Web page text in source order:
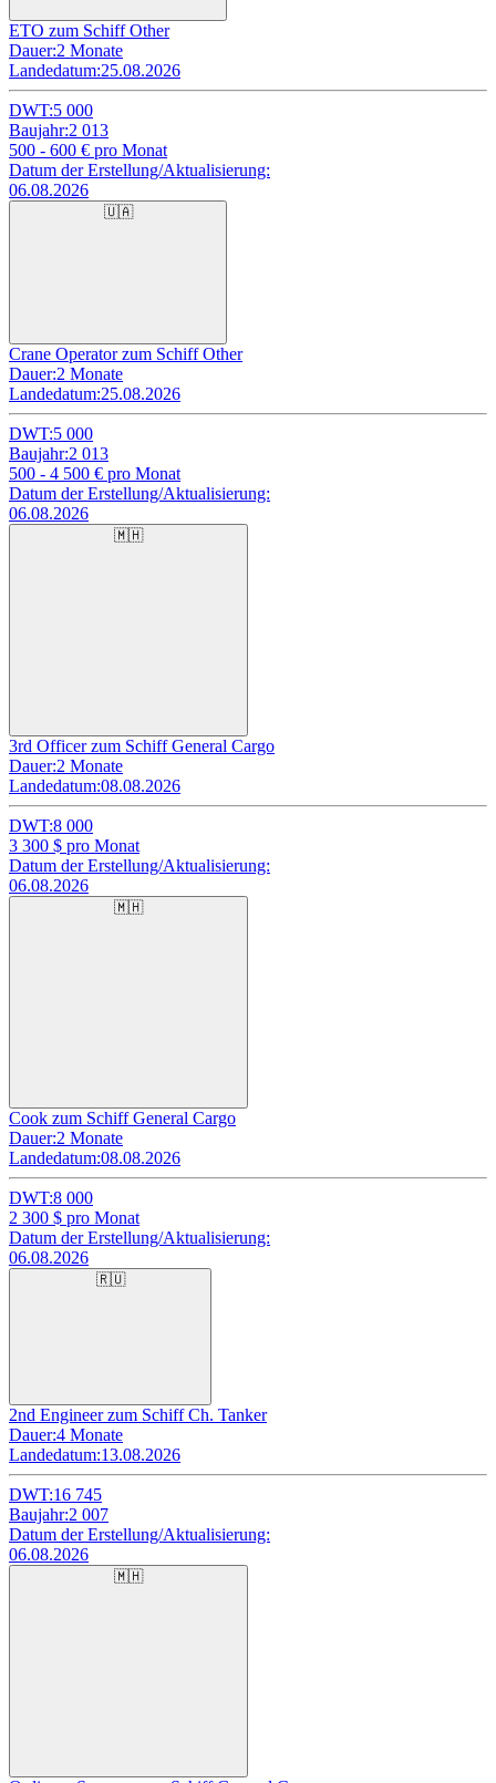
ETO zum Schiff Other
Dauer:2 Monate
Landedatum:25.08.2026
DWT:5 000
Baujahr:2 013
500 - 600 € pro Monat
Datum der Erstellung/Aktualisierung:
06.08.2026
🇺🇦
Crane Operator zum Schiff Other
Dauer:2 Monate
Landedatum:25.08.2026
DWT:5 000
Baujahr:2 013
500 - 4 500 € pro Monat
Datum der Erstellung/Aktualisierung:
06.08.2026
🇲🇭
3rd Officer zum Schiff General Cargo
Dauer:2 Monate
Landedatum:08.08.2026
DWT:8 000
3 300 $ pro Monat
Datum der Erstellung/Aktualisierung:
06.08.2026
🇲🇭
Cook zum Schiff General Cargo
Dauer:2 Monate
Landedatum:08.08.2026
DWT:8 000
2 300 $ pro Monat
Datum der Erstellung/Aktualisierung:
06.08.2026
🇷🇺
2nd Engineer zum Schiff Ch. Tanker
Dauer:4 Monate
Landedatum:13.08.2026
DWT:16 745
Baujahr:2 007
Datum der Erstellung/Aktualisierung:
06.08.2026
🇲🇭